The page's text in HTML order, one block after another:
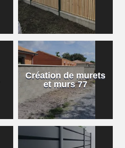
Création de murets
et murs 77